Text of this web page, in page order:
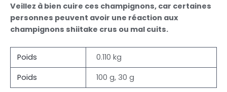
Veillez à bien cuire ces champignons, car certaines
personnes peuvent avoir une réaction aux
champignons shiitake crus ou mal cuits.
Poids
0.110 kg
Poids
100 g, 30 g